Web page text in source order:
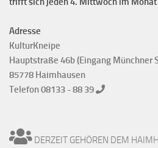
Adresse
KulturKneipe
Hauptstraße 46b (Eingang Münchner
85778 Haimhausen
Telefon 08133 - 88 39
DERZEIT GEHÖREN DEM